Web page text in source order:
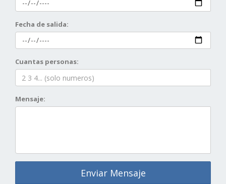
Fecha de salida:
Cuantas personas:
Mensaje:
Enviar Mensaje